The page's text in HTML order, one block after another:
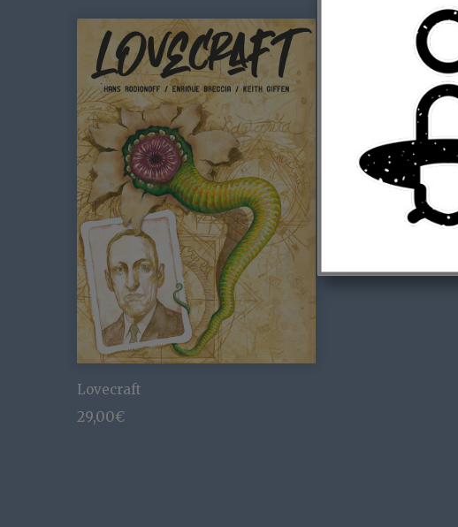
Lovecraft
29,00€